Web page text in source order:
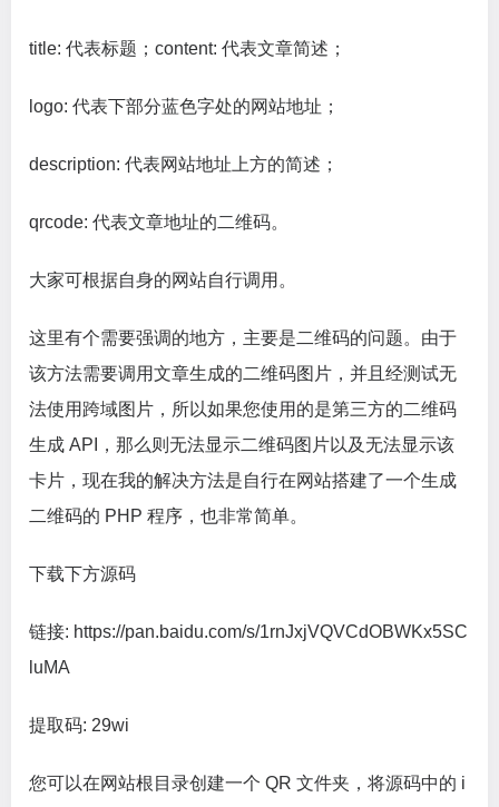
title: 代表标题；content: 代表文章简述；
logo: 代表下部分蓝色字处的网站地址；
description: 代表网站地址上方的简述；
qrcode: 代表文章地址的二维码。
大家可根据自身的网站自行调用。
这里有个需要强调的地方，主要是二维码的问题。由于
该方法需要调用文章生成的二维码图片，并且经测试无
法使用跨域图片，所以如果您使用的是第三方的二维码
生成 API，那么则无法显示二维码图片以及无法显示该
卡片，现在我的解决方法是自行在网站搭建了一个生成
二维码的 PHP 程序，也非常简单。
下载下方源码
链接: https://pan.baidu.com/s/1rnJxjVQVCdOBWKx5SC
luMA
提取码: 29wi
您可以在网站根目录创建一个 QR 文件夹，将源码中的 i